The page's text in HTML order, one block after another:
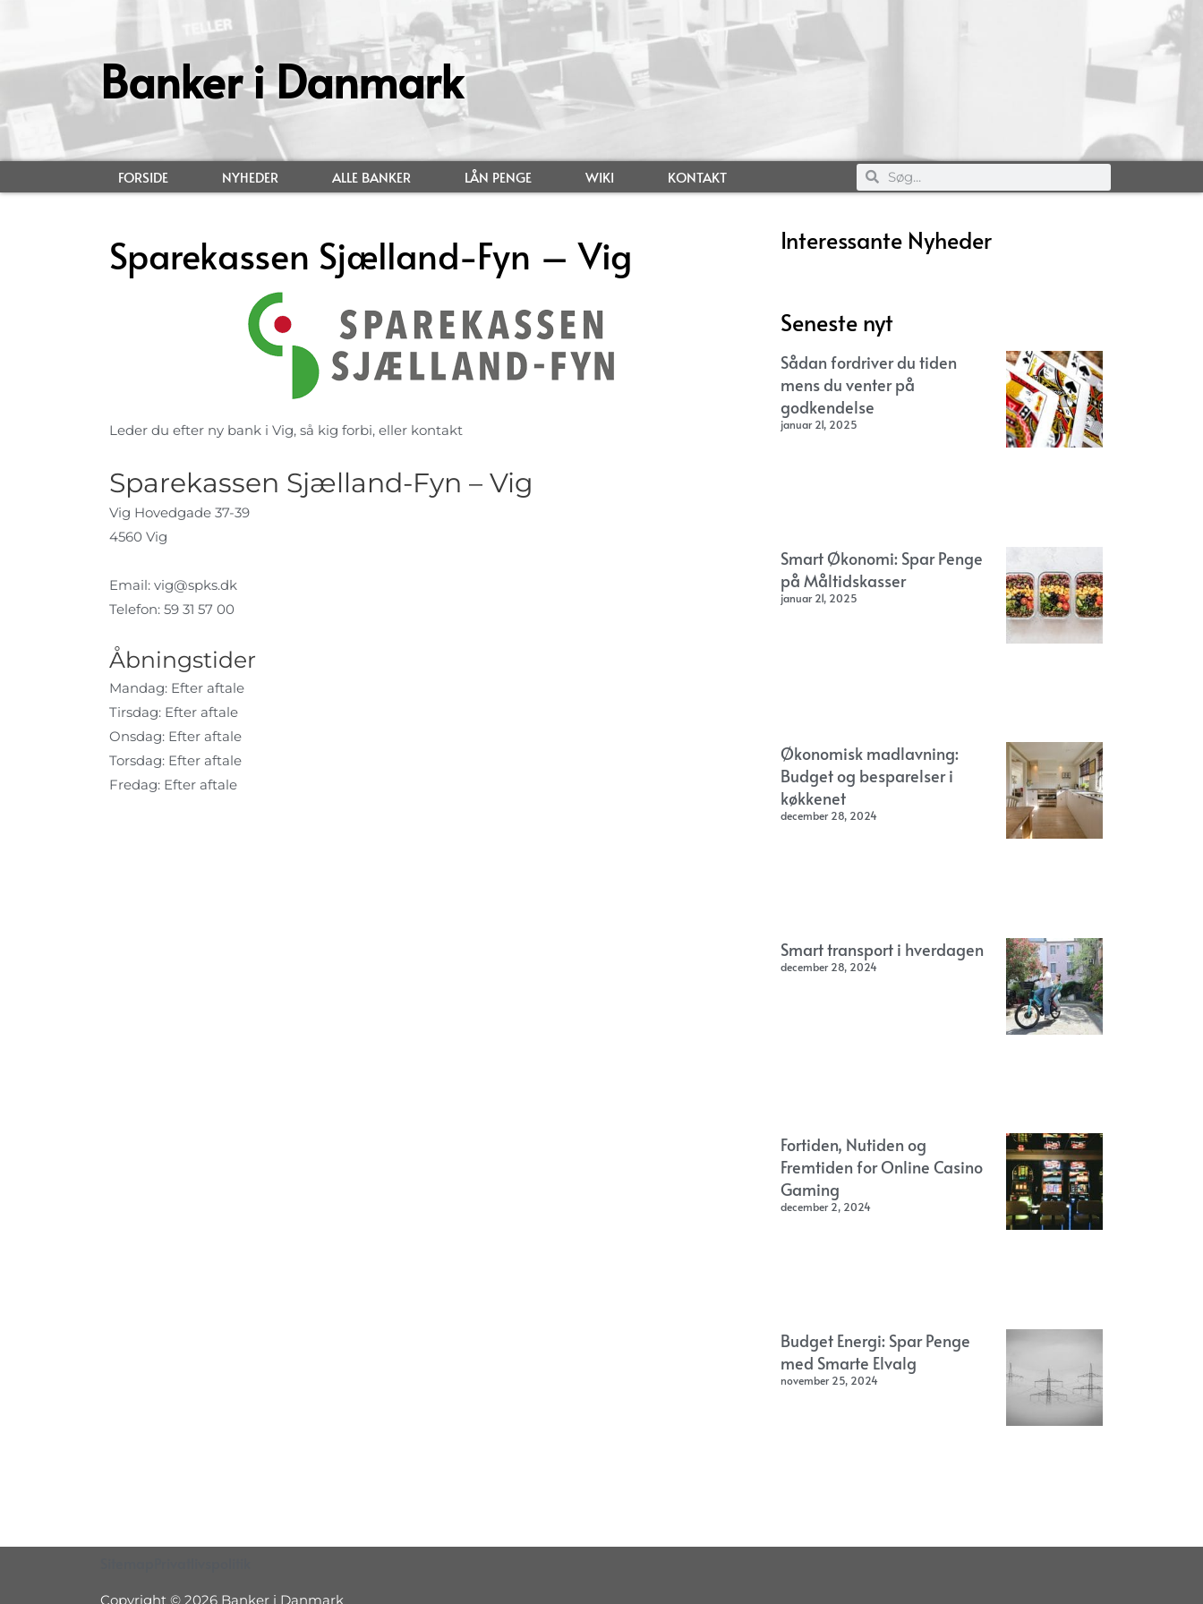
Banker i Danmark
FORSIDE NYHEDER ALLE BANKER LÅN PENGE WIKI KONTAKT
Sparekassen Sjælland-Fyn – Vig
Leder du efter ny bank i Vig, så kig forbi, eller kontakt
Sparekassen Sjælland-Fyn – Vig
Vig Hovedgade 37-39
4560 Vig
Email: vig@spks.dk
Telefon: 59 31 57 00
Åbningstider
Mandag: Efter aftale
Tirsdag: Efter aftale
Onsdag: Efter aftale
Torsdag: Efter aftale
Fredag: Efter aftale
Interessante Nyheder
Seneste nyt
Sådan fordriver du tiden
mens du venter på
godkendelse
januar 21, 2025
Smart Økonomi: Spar Penge
på Måltidskasser
januar 21, 2025
Økonomisk madlavning:
Budget og besparelser i
køkkenet
december 28, 2024
Smart transport i hverdagen
december 28, 2024
Fortiden, Nutiden og
Fremtiden for Online Casino
Gaming
december 2, 2024
Budget Energi: Spar Penge
med Smarte Elvalg
november 25, 2024
Copyright © 2026 Banker i Danmark